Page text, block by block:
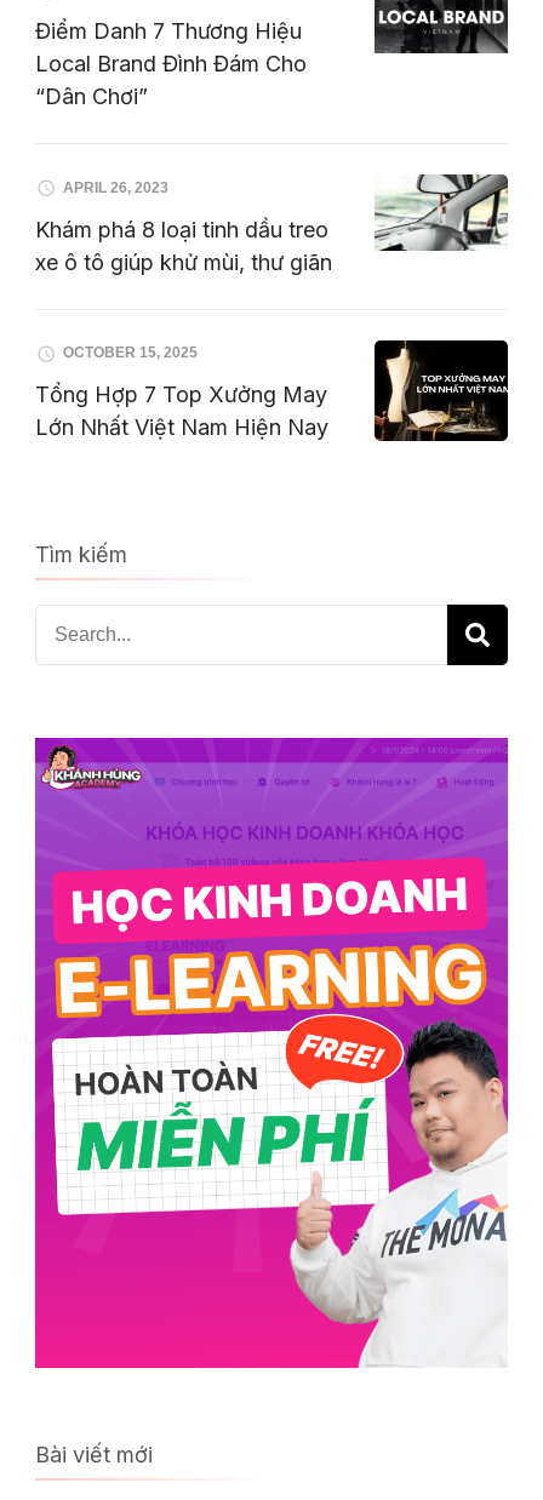
Điểm Danh 7 Thương Hiệu
Local Brand Đình Đám Cho
“Dân Chơi”
APRIL 26, 2023
Khám phá 8 loại tinh dầu treo
xe ô tô giúp khử mùi, thư giãn
OCTOBER 15, 2025
Tổng Hợp 7 Top Xưởng May
Lớn Nhất Việt Nam Hiện Nay
Tìm kiếm
Search
for:
Bài viết mới